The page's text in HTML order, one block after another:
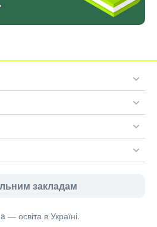
закладам
освіта в Україні.